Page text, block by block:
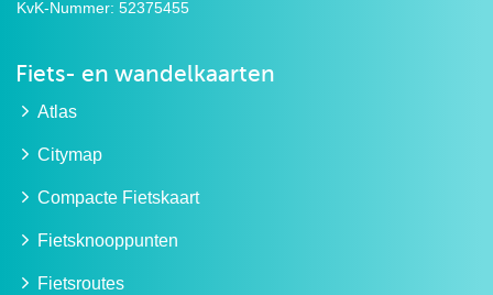
KvK-Nummer: 52375455
Fiets- en wandelkaarten
Atlas
Citymap
Compacte Fietskaart
Fietsknooppunten
Fietsroutes